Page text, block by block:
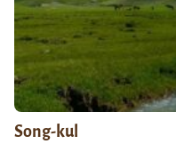
Song-kul